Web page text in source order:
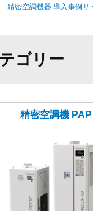
精密空調機器 導入事例サ
ゴリー
精密空調機 PAP